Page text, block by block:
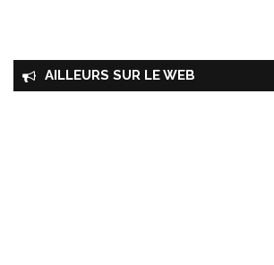
AILLEURS SUR LE WEB